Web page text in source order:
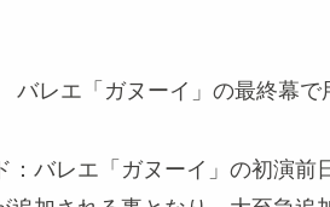
レエ「ガヌーイ」の最終幕で
：バレエ「ガヌーイ」の初演